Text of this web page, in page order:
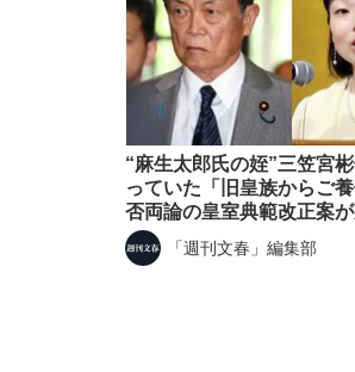
“麻生太郎氏の姪”三笠宮
っていた「旧皇族からご
否両論の皇室典範改正案が
「週刊文春」編集部